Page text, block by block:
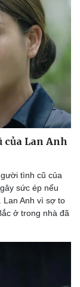
của Lan Anh
tình cũ của
sức ép nếu
Lan Anh vì sợ to
ở trong nhà đã